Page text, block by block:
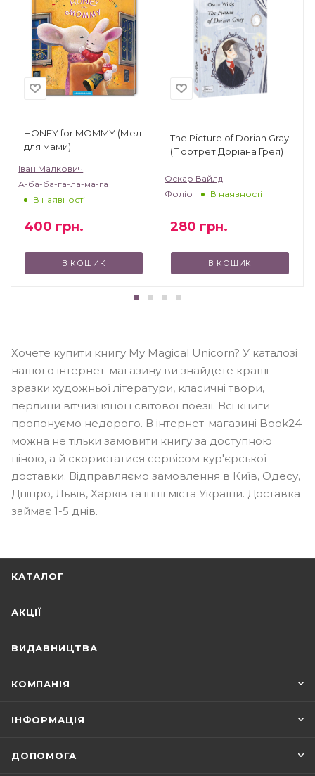
HONEY for MOMMY (Мед
для мами)
Іван Малкович
А-ба-ба-га-ла-ма-га
В наявності
400 грн.
В КОШИК
The Picture of Dorian Gray
(Портрет Доріана Грея)
Оскар Вайлд
Фоліо
В наявності
280 грн.
В КОШИК
Хочете купити книгу My Magical Unicorn? У каталозі
нашого інтернет-магазину ви знайдете кращі
зразки художньої літератури, класичні твори,
перлини вітчизняної і світової поезії. Всі книги
пропонуємо недорого. В інтернет-магазині Book24
можна не тільки замовити книгу за доступною
ціною, а й скористатися сервісом кур'єрської
доставки. Відправляємо замовлення в Київ, Одесу,
Дніпро, Львів, Харків та інші міста України. Доставка
займає 1-5 днів.
КАТАЛОГ
АКЦІЇ
ВИДАВНИЦТВА
КОМПАНІЯ
ІНФОРМАЦІЯ
ДОПОМОГА